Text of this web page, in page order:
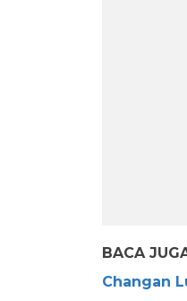
BACA
Changan